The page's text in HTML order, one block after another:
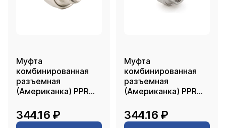
Муфта
комбинированная
разъемная
(Американка) PPR
25х 1/2, серый, RTP
344.16 ₽
Муфта
комбинированная
разъемная
(Американка) PPR
25х 1/2, белый, RTP
344.16 ₽